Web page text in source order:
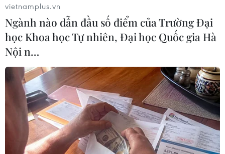
Đông phương tiện di chuyển hướng đường Giải Phóng đi quốc
lộ 1 trong chiều 28/1. (Ảnh: Hoàng Hiếu/TTXVN)
vietnamplus.vn
Ngành nào dẫn đầu số điểm của Trường Đại
học Khoa học Tự nhiên, Đại học Quốc gia Hà
Nội n…